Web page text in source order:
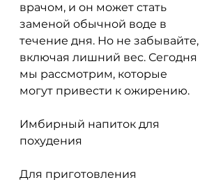
врачом, и он может стать
заменой обычной воде в
течение дня. Но не забывайте,
включая лишний вес. Сегодня
мы рассмотрим, которые
могут привести к ожирению.
Имбирный напиток для
похудения
Для приготовления